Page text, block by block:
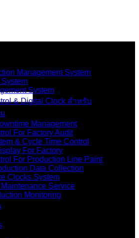
า
Management System
System
System
& Digital Clock สำหรับ
Management
For Factory Audit
& Cycle Time Control
For Factory
For Production Line Paint
Data Collection
Clocks System
Service
Monitoring